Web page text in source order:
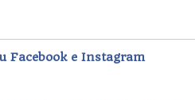
Facebook e Instagram